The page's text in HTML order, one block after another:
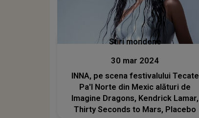
Stiri mondene
30 mar 2024
INNA, pe scena festivalului Tecate
Pa'l Norte din Mexic alături de
Imagine Dragons, Kendrick Lamar,
Thirty Seconds to Mars, Placebo